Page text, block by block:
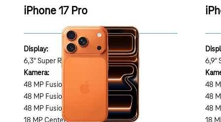
iPhone 17 Pro
Display:
6,3" Super Retina XDR
Kamera:
48 MP Fusion Hauptkamera
48 MP Fusion Ultraweitwinkel
48 MP Fusion Tele (8x opt. Zoom)
6,9"
48
48
48